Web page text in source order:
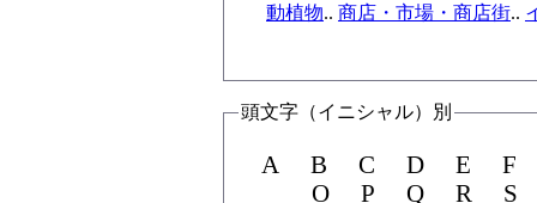
動植物.. 商店・市場・商店街..
頭文字（イニシャル）別
A B C D E F G H I J K L M N